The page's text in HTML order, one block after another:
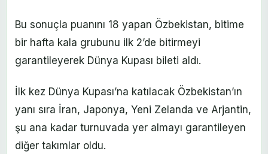
Bu sonuçla puanını 18 yapan Özbekistan, bitime
bir hafta kala grubunu ilk 2’de bitirmeyi
garantileyerek Dünya Kupası bileti aldı.
İlk kez Dünya Kupası’na katılacak Özbekistan’ın
yanı sıra İran, Japonya, Yeni Zelanda ve Arjantin,
şu ana kadar turnuvada yer almayı garantileyen
diğer takımlar oldu.